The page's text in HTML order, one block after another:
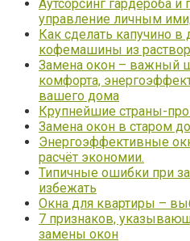
Аутсорсинг гардероба
управление личным
Как сделать капучино
кофемашины из
Замена окон – важный
комфорта,
вашего дома
Крупнейшие страны-
Замена окон в старом
Энергоэффективные
расчёт экономии.
Типичные ошибки при
избежать
Окна для квартиры –
7 признаков,
замены окон